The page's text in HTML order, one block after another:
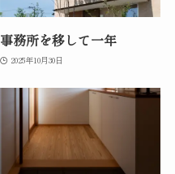
事務所を移して一年
2025年10月30日